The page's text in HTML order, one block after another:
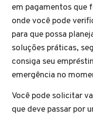
em pagamentos que
onde você pode
para que possa
soluções práticas,
consiga seu
emergência no
Você pode solicitar
que deve passar por